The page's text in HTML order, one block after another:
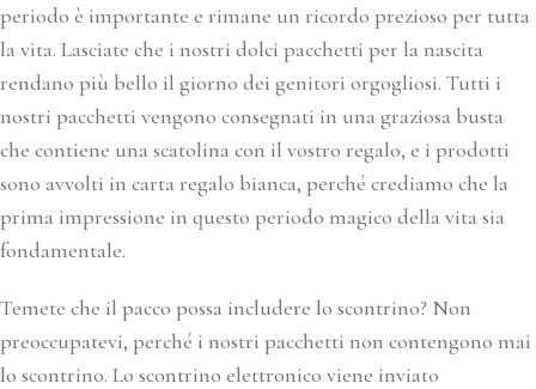
periodo è importante e rimane un ricordo prezioso per tutta
la vita. Lasciate che i nostri dolci pacchetti per la nascita
rendano più bello il giorno dei genitori orgogliosi. Tutti i
nostri pacchetti vengono consegnati in una graziosa busta
che contiene una scatolina con il vostro regalo, e i prodotti
sono avvolti in carta regalo bianca, perché crediamo che la
prima impressione in questo periodo magico della vita sia
fondamentale.
Temete che il pacco possa includere lo scontrino? Non
preoccupatevi, perché i nostri pacchetti non contengono mai
lo scontrino. Lo scontrino elettronico viene inviato